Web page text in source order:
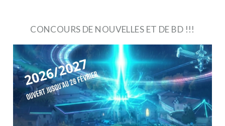
CONCOURS DE NOUVELLES ET DE BD !!!